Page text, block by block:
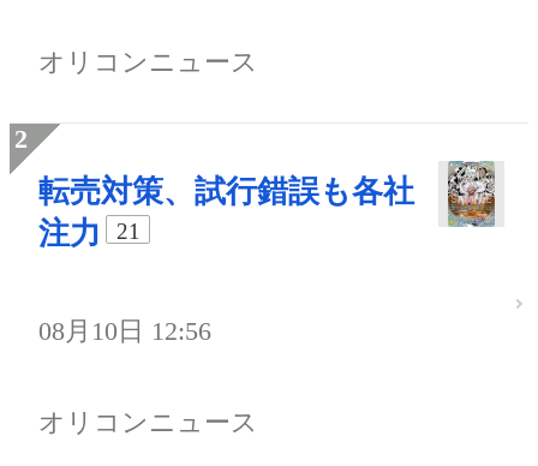
オリコンニュース
転売対策、試行錯誤も各社
注力
21
08月10日 12:56
オリコンニュース